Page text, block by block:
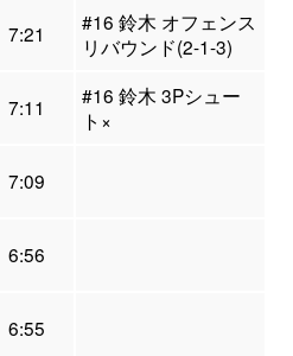
7:21
#16 鈴木 オフェンス
リバウンド(2-1-3)
7:11
#16 鈴木 3Pシュー
ト×
7:09
6:56
6:55